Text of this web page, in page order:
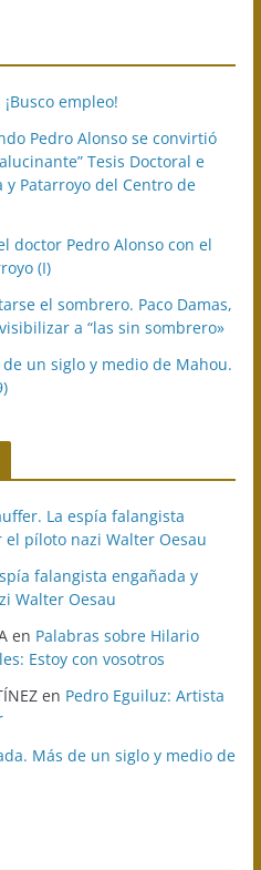
empleo!
Pedro Alonso se convirtió
Tesis Doctoral e
Patarroyo del Centro de
doctor Pedro Alonso con el
(I)
el sombrero. Paco Damas,
a “las sin sombrero»
un siglo y medio de Mahou.
La espía falangista
píloto nazi Walter Oesau
falangista engañada y
Walter Oesau
en Palabras sobre Hilario
Estoy con vosotros
en Pedro Eguiluz: Artista
Más de un siglo y medio de